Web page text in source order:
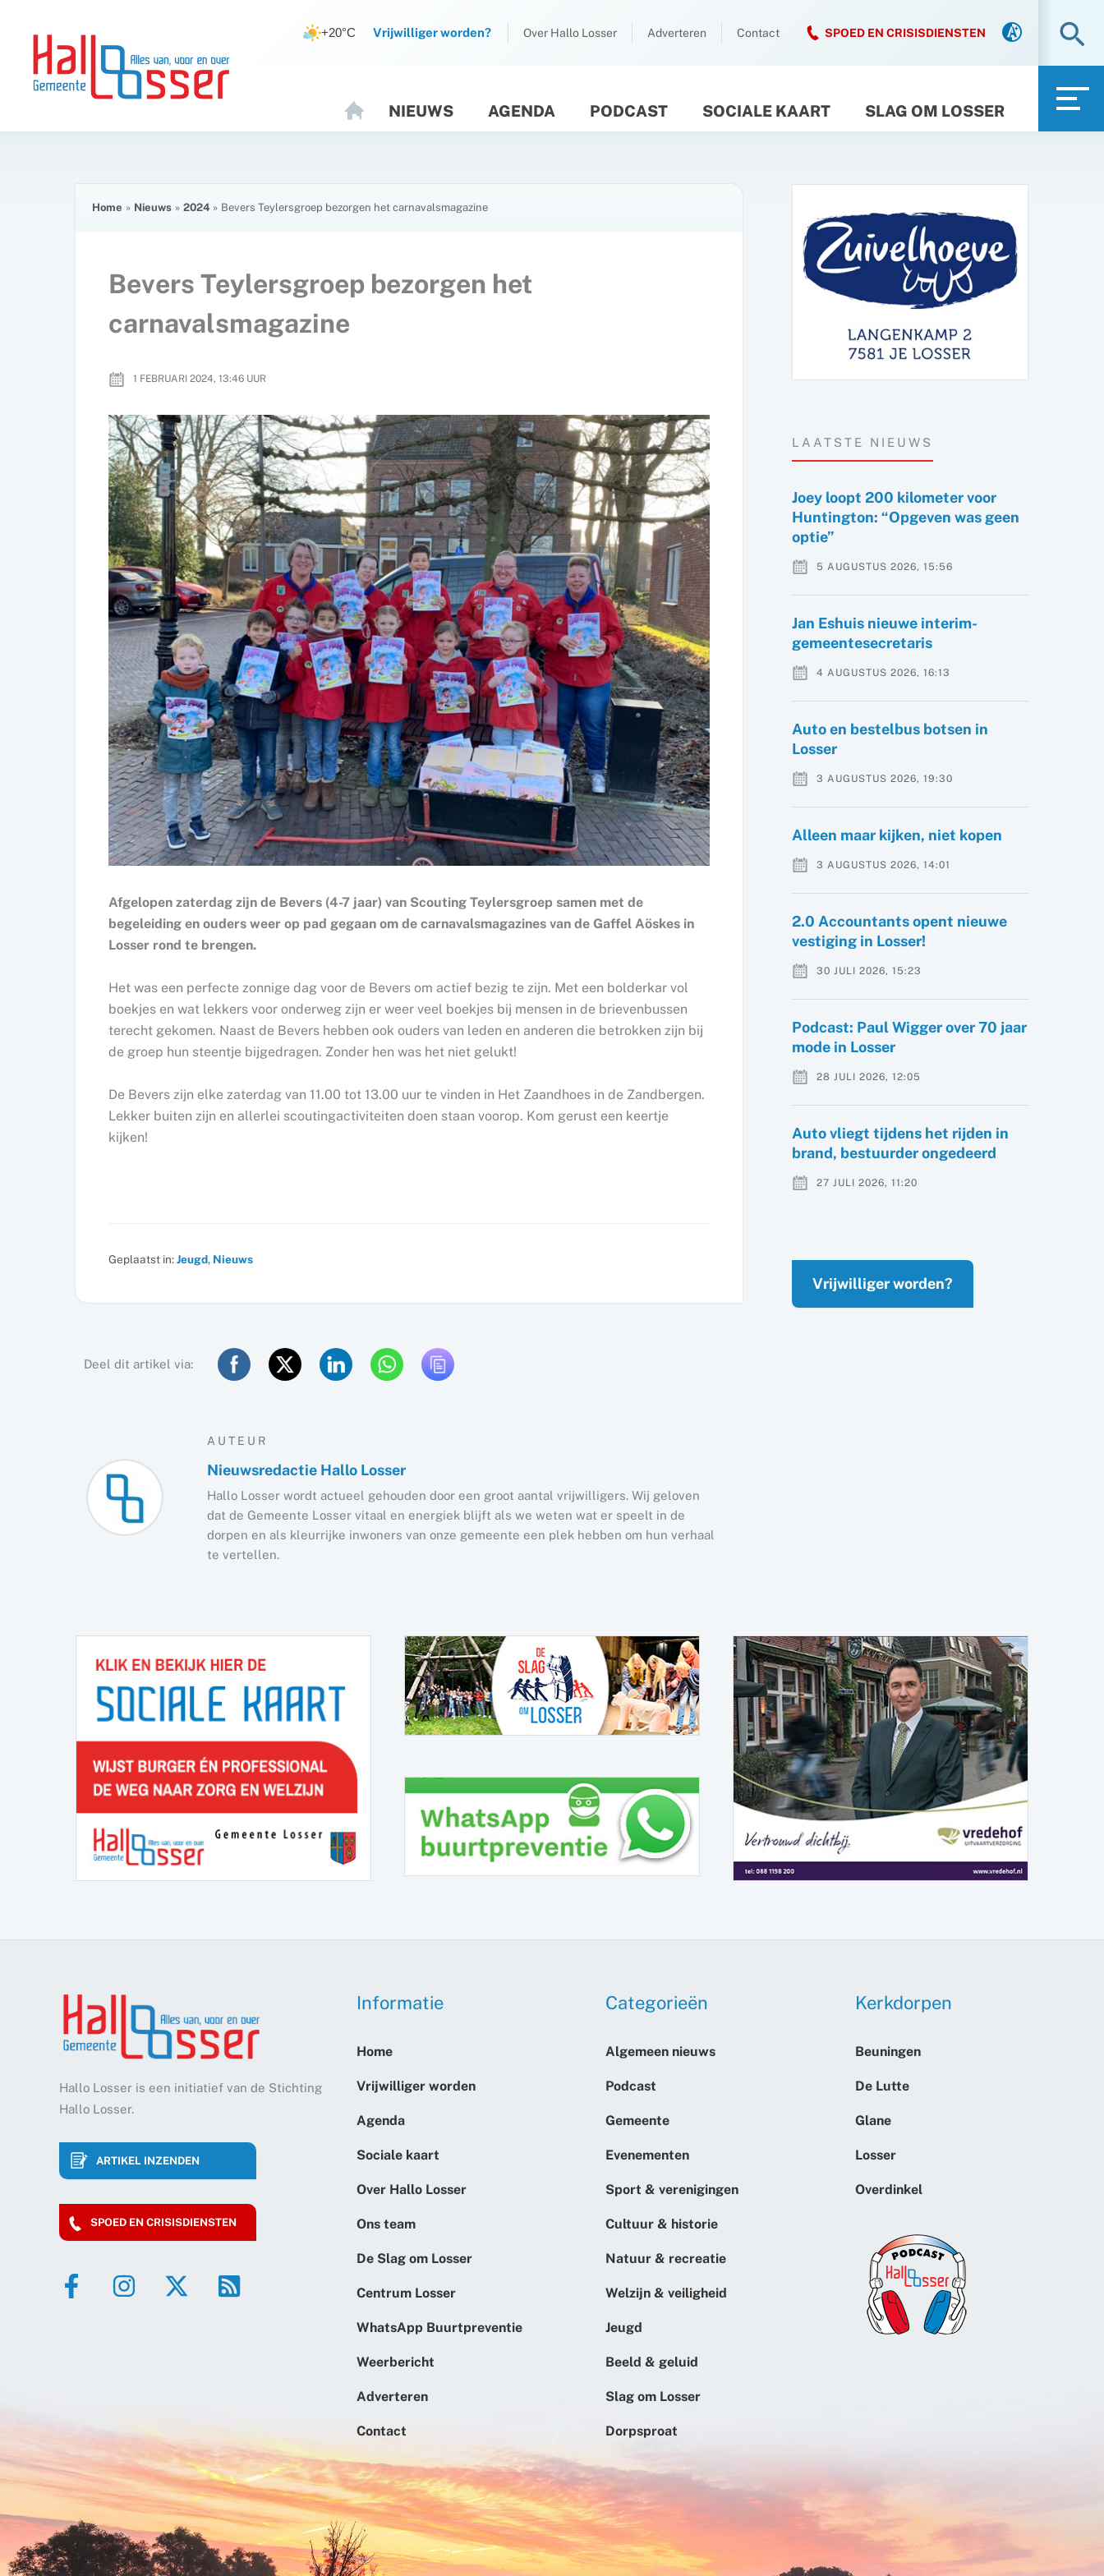
inhoud
inhoud
+20°C Vrijwilliger worden? Over Hallo Losser Adverteren Contact SPOED EN CRISISDIENSTEN
O
M
NIEUWS AGENDA PODCAST SOCIALE KAART SLAG OM LOSSER
Home Nieuws 2024 Bevers Teylersgroep bezorgen het carnavalsmagazine
Bevers Teylersgroep bezorgen het
carnavalsmagazine
1 FEBRUARI 2024, 13:46 UUR
Afgelopen zaterdag zijn de Bevers (4-7 jaar) van Scouting Teylersgroep samen met de
begeleiding en ouders weer op pad gegaan om de carnavalsmagazines van de Gaffel Aöskes in
Losser rond te brengen.
Het was een perfecte zonnige dag voor de Bevers om actief bezig te zijn. Met een bolderkar vol
boekjes en wat lekkers voor onderweg zijn er weer veel boekjes bij mensen in de brievenbussen
terecht gekomen. Naast de Bevers hebben ook ouders van leden en anderen die betrokken zijn bij
de groep hun steentje bijgedragen. Zonder hen was het niet gelukt!
De Bevers zijn elke zaterdag van 11.00 tot 13.00 uur te vinden in Het Zaandhoes in de Zandbergen.
Lekker buiten zijn en allerlei scoutingactiviteiten doen staan voorop. Kom gerust een keertje
kijken!
Geplaatst in:Jeugd, Nieuws
Deel dit artikel via:
AUTEUR
Nieuwsredactie Hallo Losser
Hallo Losser wordt actueel gehouden door een groot aantal vrijwilligers. Wij geloven
dat de Gemeente Losser vitaal en energiek blijft als we weten wat er speelt in de
dorpen en als kleurrijke inwoners van onze gemeente een plek hebben om hun verhaal
te vertellen.
LAATSTE NIEUWS
Joey loopt 200 kilometer voor
Huntington: “Opgeven was geen
optie”
5 AUGUSTUS 2026, 15:56
Jan Eshuis nieuwe interim-
gemeentesecretaris
4 AUGUSTUS 2026, 16:13
Auto en bestelbus botsen in
Losser
3 AUGUSTUS 2026, 19:30
Alleen maar kijken, niet kopen
3 AUGUSTUS 2026, 14:01
2.0 Accountants opent nieuwe
vestiging in Losser!
30 JULI 2026, 15:23
Podcast: Paul Wigger over 70 jaar
mode in Losser
28 JULI 2026, 12:05
Auto vliegt tijdens het rijden in
brand, bestuurder ongedeerd
27 JULI 2026, 11:20
Vrijwilliger worden?
Hallo Losser is een initiatief van de Stichting
Hallo Losser.
ARTIKEL INZENDEN
SPOED EN CRISISDIENSTEN
Informatie
Home
Vrijwilliger worden
Agenda
Sociale kaart
Over Hallo Losser
Ons team
De Slag om Losser
Centrum Losser
WhatsApp Buurtpreventie
Weerbericht
Adverteren
Contact
Categorieën
Algemeen nieuws
Podcast
Gemeente
Evenementen
Sport & verenigingen
Cultuur & historie
Natuur & recreatie
Welzijn & veiligheid
Jeugd
Beeld & geluid
Slag om Losser
Dorpsproat
Kerkdorpen
Beuningen
De Lutte
Glane
Losser
Overdinkel